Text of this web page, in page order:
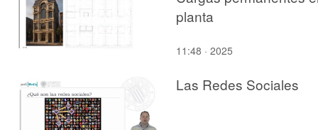
planta
11:48 · 2025
Las Redes Sociales